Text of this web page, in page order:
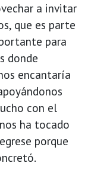
a invitar
que es parte
para
donde
encantaría
con el
ha tocado
porque